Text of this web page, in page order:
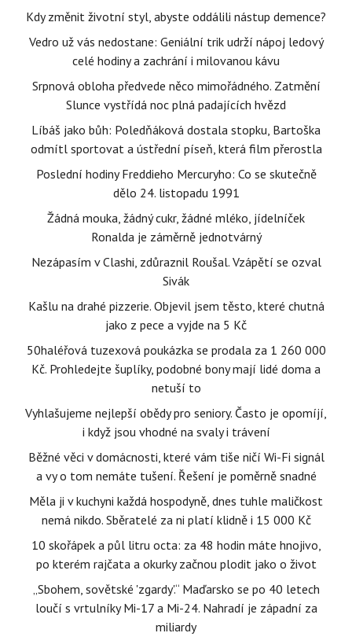
Kdy změnit životní styl, abyste oddálili nástup demence?
Vedro už vás nedostane: Geniální trik udrží nápoj ledový
celé hodiny a zachrání i milovanou kávu
Srpnová obloha předvede něco mimořádného. Zatmění
Slunce vystřídá noc plná padajících hvězd
Líbáš jako bůh: Poledňáková dostala stopku, Bartoška
odmítl sportovat a ústřední píseň, která film přerostla
Poslední hodiny Freddieho Mercuryho: Co se skutečně
dělo 24. listopadu 1991
Žádná mouka, žádný cukr, žádné mléko, jídelníček
Ronalda je záměrně jednotvárný
Nezápasím v Clashi, zdůraznil Roušal. Vzápětí se ozval
Sivák
Kašlu na drahé pizzerie. Objevil jsem těsto, které chutná
jako z pece a vyjde na 5 Kč
50haléřová tuzexová poukázka se prodala za 1 260 000
Kč. Prohledejte šuplíky, podobné bony mají lidé doma a
netuší to
Vyhlašujeme nejlepší obědy pro seniory. Často je opomíjí,
i když jsou vhodné na svaly i trávení
Běžné věci v domácnosti, které vám tiše ničí Wi-Fi signál
a vy o tom nemáte tušení. Řešení je poměrně snadné
Měla ji v kuchyni každá hospodyně, dnes tuhle maličkost
nemá nikdo. Sběratelé za ni platí klidně i 15 000 Kč
10 skořápek a půl litru octa: za 48 hodin máte hnojivo,
po kterém rajčata a okurky začnou plodit jako o život
„Sbohem, sovětské 'zgardy'.“ Maďarsko se po 40 letech
loučí s vrtulníky Mi-17 a Mi-24. Nahradí je západní za
miliardy